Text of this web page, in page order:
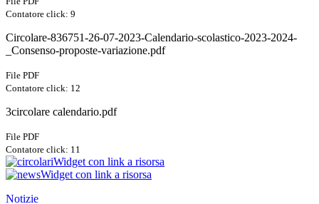
Contatore click: 9
Circolare-836751-26-07-2023-Calendario-scolastico-2023-2024-
_Consenso-proposte-variazione.pdf
File PDF
Contatore click: 12
3circolare calendario.pdf
File PDF
Contatore click: 11
Widget con link a risorsa
Widget con link a risorsa
Notizie